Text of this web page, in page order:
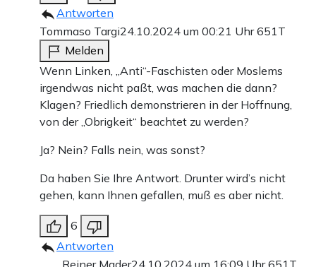
Antworten
Tommaso Targi24.10.2024 um 00:21 Uhr651T
Melden
Wenn Linken, „Anti“-Faschisten oder Moslems
irgendwas nicht paßt, was machen die dann?
Klagen? Friedlich demonstrieren in der Hoffnung,
von der „Obrigkeit“ beachtet zu werden?
Ja? Nein? Falls nein, was sonst?
Da haben Sie Ihre Antwort. Drunter wird’s nicht
gehen, kann Ihnen gefallen, muß es aber nicht.
6
Antworten
Reiner Mader24.10.2024 um 16:09 Uhr651T